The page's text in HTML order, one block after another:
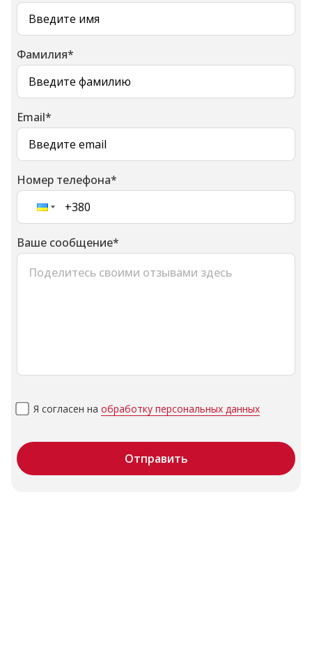
Фамилия*
Email*
Номер телефона*
Ваше сообщение*
Я согласен на обработку персональных данных
Отправить